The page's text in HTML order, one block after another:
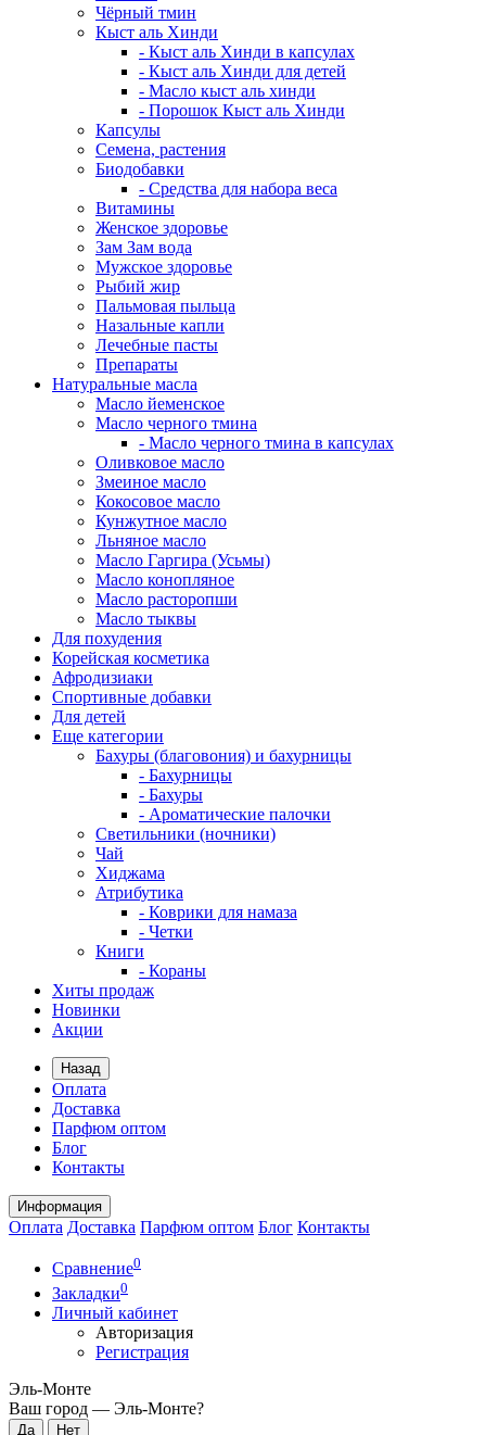
Чёрный тмин
Кыст аль Хинди
- Кыст аль Хинди в капсулах
- Кыст аль Хинди для детей
- Масло кыст аль хинди
- Порошок Кыст аль Хинди
Капсулы
Семена, растения
Биодобавки
- Средства для набора веса
Витамины
Женское здоровье
Зам Зам вода
Мужское здоровье
Рыбий жир
Пальмовая пыльца
Назальные капли
Лечебные пасты
Препараты
Натуральные масла
Масло йеменское
Масло черного тмина
- Масло черного тмина в капсулах
Оливковое масло
Змеиное масло
Кокосовое масло
Кунжутное масло
Льняное масло
Масло Гаргира (Усьмы)
Масло конопляное
Масло расторопши
Масло тыквы
Для похудения
Корейская косметика
Афродизиаки
Спортивные добавки
Для детей
Еще категории
Бахуры (благовония) и бахурницы
- Бахурницы
- Бахуры
- Ароматические палочки
Светильники (ночники)
Чай
Хиджама
Атрибутика
- Коврики для намаза
- Четки
Книги
- Кораны
Хиты продаж
Новинки
Акции
Назад
Оплата
Доставка
Парфюм оптом
Блог
Контакты
Информация
Оплата Доставка Парфюм оптом Блог Контакты
Сравнение0
Закладки0
Личный кабинет
Авторизация
Регистрация
Эль-Монте
Ваш город — Эль-Монте?